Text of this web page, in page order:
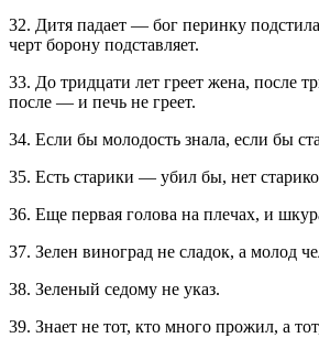
32. Дитя падает — бог перинку
черт борону подставляет.
33. До тридцати лет греет жена, после
после — и печь не греет.
34. Если бы молодость знала, если бы
35. Есть старики — убил бы, нет
36. Еще первая голова на плечах, и
37. Зелен виноград не сладок, а молод
38. Зеленый седому не указ.
39. Знает не тот, кто много прожил, а